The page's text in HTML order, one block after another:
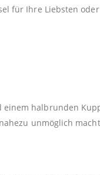
für Ihre Liebsten
halbrunden
unmöglich